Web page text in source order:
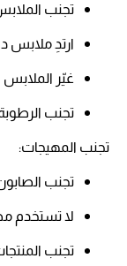
تجنب
ارتدِ ملابس
غيّر الملابس
تجنب
تجنب المهيجات:
تجنب
لا تستخدم
تجنب